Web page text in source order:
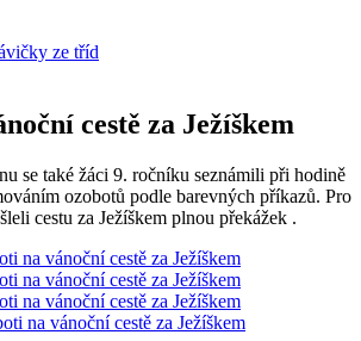
ze tříd
cestě za Ježíškem
se také žáci 9. ročníku seznámili při hodině
ozobotů podle barevných příkazů. Pro
cestu za Ježíškem plnou překážek .